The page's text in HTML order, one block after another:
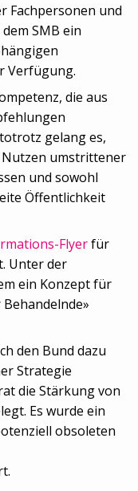
Fachpersonen und
SMB ein
Verfügung.
die aus
gelang es,
umstrittener
und sowohl
Öffentlichkeit
Flyerfür
Unter der
ein Konzept für
den Bund dazu
Strategie
die Stärkung von
Es wurde ein
obsoleten